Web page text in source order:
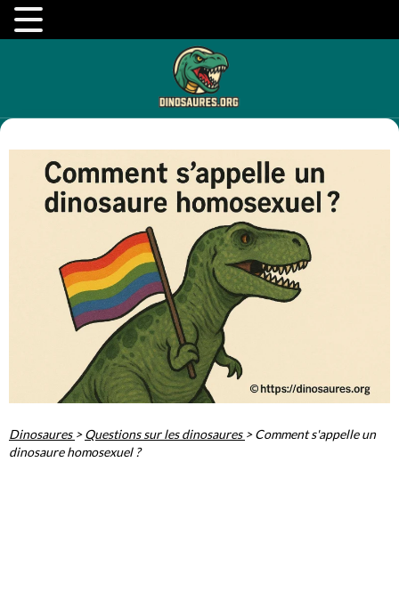
Dinosaures >Questions sur les dinosaures >Comment s'appelle un
dinosaure homosexuel ?